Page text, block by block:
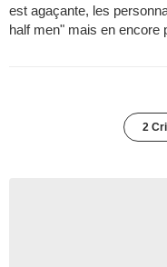
est agaçante, les
half men" mais en encore
2